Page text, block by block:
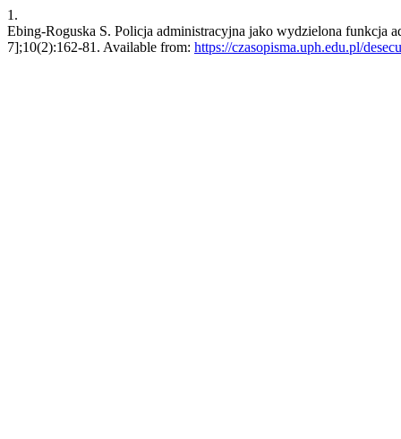
1.
Ebing-Roguska S. Policja administracyjna jako wydzielona funkcja
7];10(2):162-81. Available from: https://czasopisma.uph.edu.pl/